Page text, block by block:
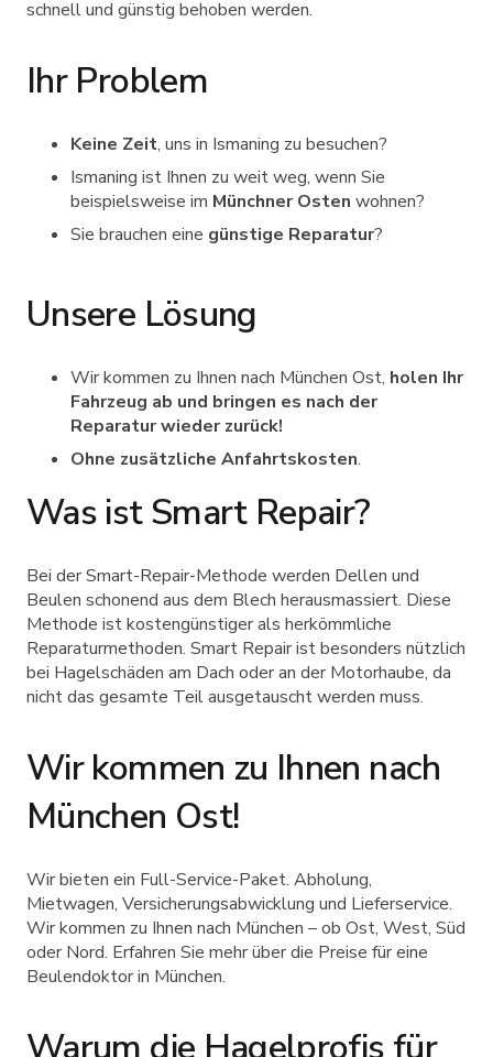
schnell und günstig behoben werden.
Ihr Problem
Keine Zeit, uns in Ismaning zu besuchen?
Ismaning ist Ihnen zu weit weg, wenn Sie
beispielsweise im Münchner Osten wohnen?
Sie brauchen eine günstige Reparatur?
Unsere Lösung
Wir kommen zu Ihnen nach München Ost, holen Ihr
Fahrzeug ab und bringen es nach der
Reparatur wieder zurück!
Ohne zusätzliche Anfahrtskosten.
Was ist Smart Repair?
Bei der Smart-Repair-Methode werden Dellen und
Beulen schonend aus dem Blech herausmassiert. Diese
Methode ist kostengünstiger als herkömmliche
Reparaturmethoden. Smart Repair ist besonders nützlich
bei Hagelschäden am Dach oder an der Motorhaube, da
nicht das gesamte Teil ausgetauscht werden muss.
Wir kommen zu Ihnen nach
München Ost!
Wir bieten ein Full-Service-Paket. Abholung,
Mietwagen, Versicherungsabwicklung und Lieferservice.
Wir kommen zu Ihnen nach München – ob Ost, West, Süd
oder Nord. Erfahren Sie mehr über die Preise für eine
Beulendoktor in München.